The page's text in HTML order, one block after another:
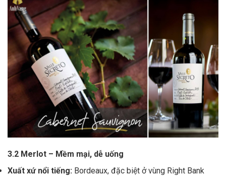
3.2 Merlot – Mềm mại, dễ uống
Xuất xứ nổi tiếng: Bordeaux, đặc biệt ở vùng Right Bank